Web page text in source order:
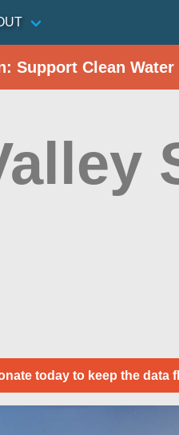
Support Clean Water
today to keep the data